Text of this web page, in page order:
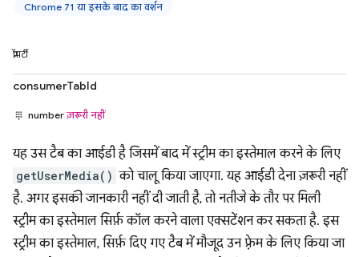
Chrome 71 या इसके बाद का वर्शन
प्रॉपर्टी
consumerTabId
numberज़रूरी नहीं
यह उस टैब का आईडी है जिसमें बाद में स्ट्रीम का इस्तेमाल करने के लिए
getUserMedia() को चालू किया जाएगा. यह आईडी देना ज़रूरी नहीं
है. अगर इसकी जानकारी नहीं दी जाती है, तो नतीजे के तौर पर मिली
स्ट्रीम का इस्तेमाल सिर्फ़ कॉल करने वाला एक्सटेंशन कर सकता है. इस
स्ट्रीम का इस्तेमाल, सिर्फ़ दिए गए टैब में मौजूद उन फ़्रेम के लिए किया जा